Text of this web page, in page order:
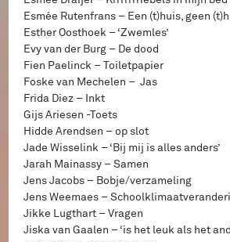
Esmée Rutenfrans – Een (t)huis, geen
Esther Oosthoek – ‘Zwemles’
Evy van der Burg – De dood
Fien Paelinck – Toiletpapier
Foske van Mechelen – Jas
Frida Diez – Inkt
Gijs Ariesen -Toets
Hidde Arendsen – op slot
Jade Wisselink – ‘Bij mij is alles anders’
Jarah Mainassy – Samen
Jens Jacobs – Bobje/verzameling
Jens Weemaes –
Jikke Lugthart – Vragen
Jiska van Gaalen – ‘is het leuk als het